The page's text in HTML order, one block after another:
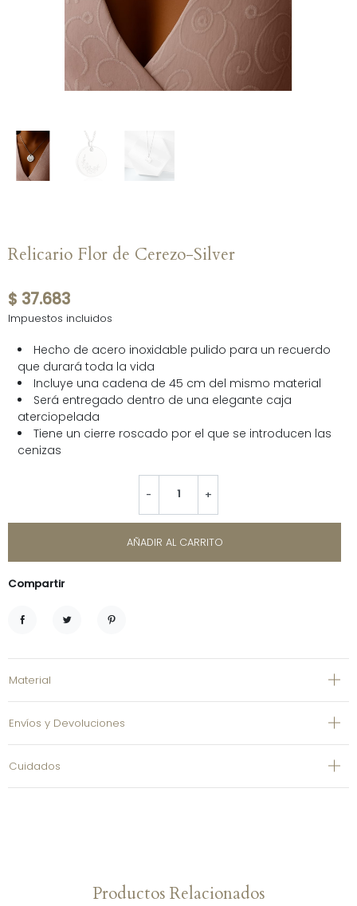
Relicario Flor de Cerezo-Silver
$ 37.683
Impuestos incluidos
Hecho de acero inoxidable pulido para un recuerdo
que durará toda la vida
Incluye una cadena de 45 cm del mismo material
Será entregado dentro de una elegante caja
aterciopelada
Tiene un cierre roscado por el que se introducen las
cenizas
- +
AÑADIR AL CARRITO
Compartir
Material
Envíos y Devoluciones
Cuidados
Productos Relacionados